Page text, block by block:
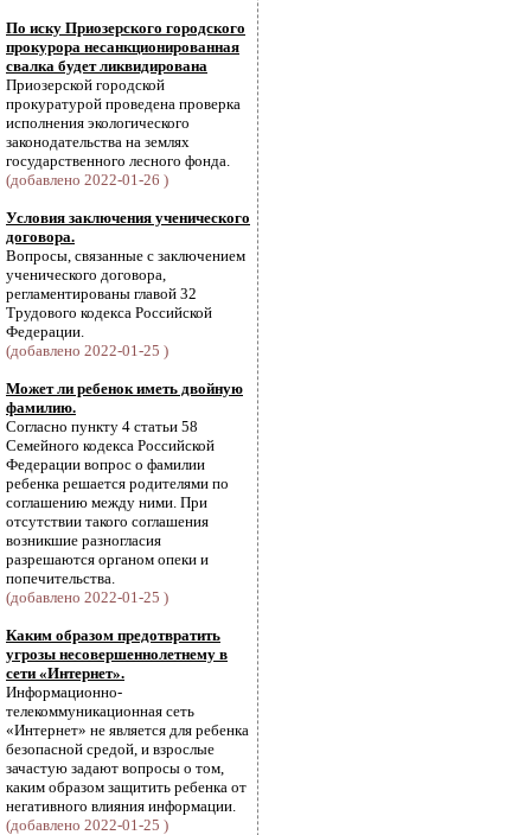
По иску Приозерского городского
прокурора несанкционированная
свалка будет ликвидирована
Приозерской городской
прокуратурой проведена проверка
исполнения экологического
законодательства на землях
государственного лесного фонда.
(добавлено 2022-01-26 )
Условия заключения ученического
договора.
Вопросы, связанные с заключением
ученического договора,
регламентированы главой 32
Трудового кодекса Российской
Федерации.
(добавлено 2022-01-25 )
Может ли ребенок иметь двойную
фамилию.
Согласно пункту 4 статьи 58
Семейного кодекса Российской
Федерации вопрос о фамилии
ребенка решается родителями по
соглашению между ними. При
отсутствии такого соглашения
возникшие разногласия
разрешаются органом опеки и
попечительства.
(добавлено 2022-01-25 )
Каким образом предотвратить
угрозы несовершеннолетнему в
сети «Интернет».
Информационно-
телекоммуникационная сеть
«Интернет» не является для ребенка
безопасной средой, и взрослые
зачастую задают вопросы о том,
каким образом защитить ребенка от
негативного влияния информации.
(добавлено 2022-01-25 )